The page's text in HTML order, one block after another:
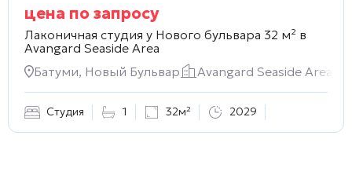
цена по запросу
Лаконичная студия у Нового бульвара 32 м² в
Avangard Seaside Area
Батуми, Новый Бульвар
Avangard Seaside Area
Студия 1 32м² 2029